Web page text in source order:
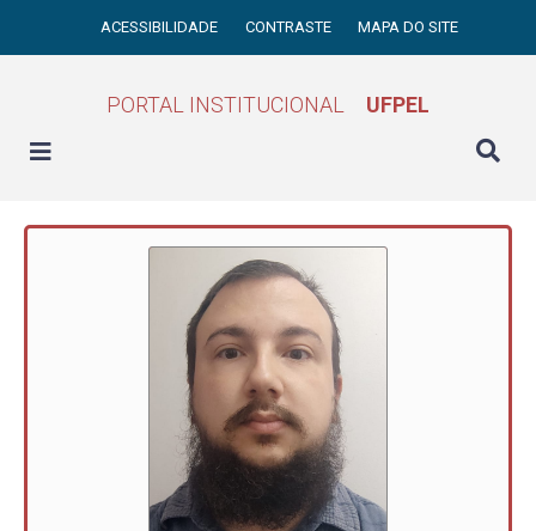
ACESSIBILIDADE CONTRASTE MAPA DO SITE
PORTAL INSTITUCIONAL UFPEL